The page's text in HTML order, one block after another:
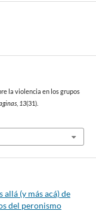
la violencia en los grupos
, 13(31).
(y más acá) de
del peronismo